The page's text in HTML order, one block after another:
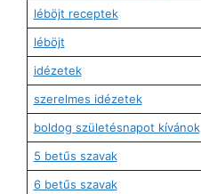
léböjt receptek
léböjt
idézetek
szerelmes idézetek
boldog születésnapot kívánok
5 betűs szavak
6 betűs szavak